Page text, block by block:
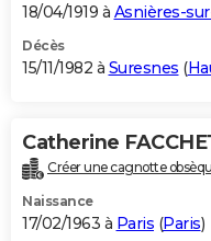
18/04/1919 à Asnières-
Décès
15/11/1982 à Suresnes (
Catherine
Créer une cagnotte
Naissance
17/02/1963 à Paris (Paris)